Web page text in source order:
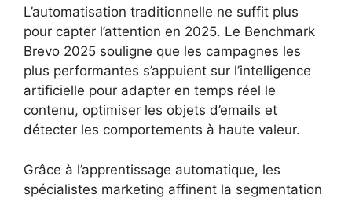
L’automatisation traditionnelle ne suffit plus
pour capter l’attention en 2025. Le Benchmark
Brevo 2025 souligne que les campagnes les
plus performantes s’appuient sur l’intelligence
artificielle pour adapter en temps réel le
contenu, optimiser les objets d’emails et
détecter les comportements à haute valeur.
Grâce à l’apprentissage automatique, les
spécialistes marketing affinent la segmentation